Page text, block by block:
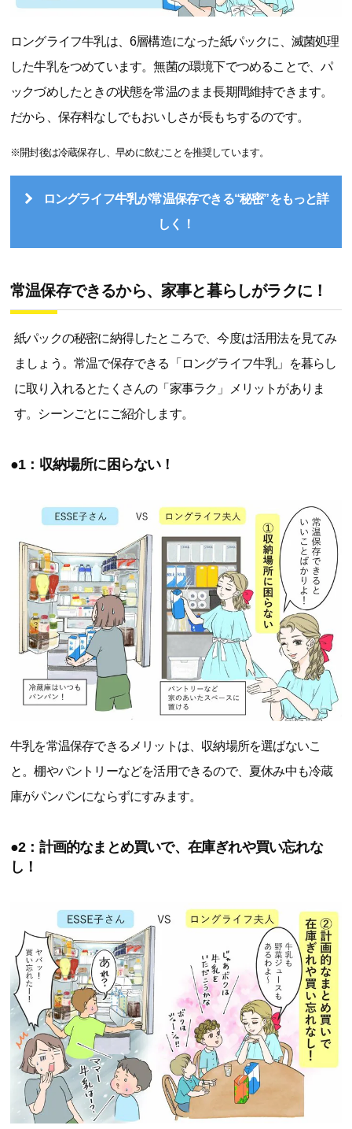
ロングライフ牛乳は、6層構造になった紙パックに、滅菌処理
した牛乳をつめています。無菌の環境下でつめることで、パ
ックづめしたときの状態を常温のまま長期間維持できます。
だから、保存料なしでもおいしさが長もちするのです。
※開封後は冷蔵保存し、早めに飲むことを推奨しています。
ロングライフ牛乳が常温保存できる“秘密”をもっと詳
しく！
常温保存できるから、家事と暮らしがラクに！
紙パックの秘密に納得したところで、今度は活用法を見てみ
ましょう。常温で保存できる「ロングライフ牛乳」を暮らし
に取り入れるとたくさんの「家事ラク」メリットがありま
す。シーンごとにご紹介します。
●1：収納場所に困らない！
牛乳を常温保存できるメリットは、収納場所を選ばないこ
と。棚やパントリーなどを活用できるので、夏休み中も冷蔵
庫がパンパンにならずにすみます。
●2：計画的なまとめ買いで、在庫ぎれや買い忘れな
し！